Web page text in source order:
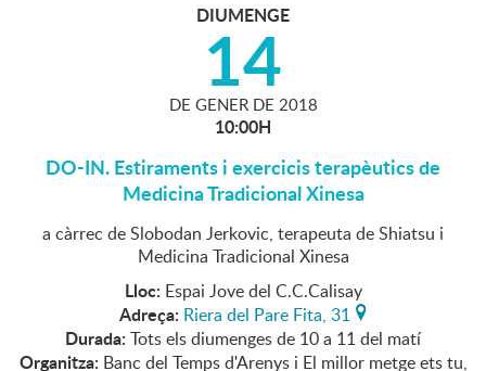
DIUMENGE
14
DE GENER DE 2018
10:00H
DO-IN. Estiraments i exercicis terapèutics de
Medicina Tradicional Xinesa
a càrrec de Slobodan Jerkovic, terapeuta de Shiatsu i
Medicina Tradicional Xinesa
Lloc: Espai Jove del C.C.Calisay
Adreça: Riera del Pare Fita, 31
Durada: Tots els diumenges de 10 a 11 del matí
Organitza: Banc del Temps d'Arenys i El millor metge ets tu,